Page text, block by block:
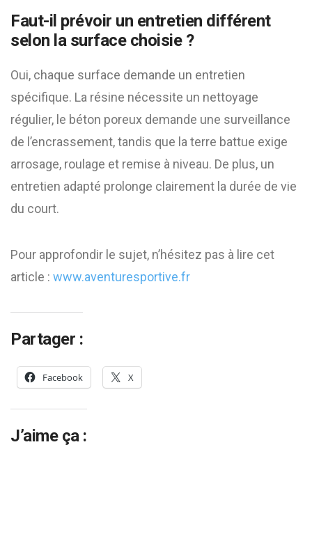
Faut-il prévoir un entretien différent
selon la surface choisie ?
Oui, chaque surface demande un entretien
spécifique. La résine nécessite un nettoyage
régulier, le béton poreux demande une surveillance
de l’encrassement, tandis que la terre battue exige
arrosage, roulage et remise à niveau. De plus, un
entretien adapté prolonge clairement la durée de vie
du court.
Pour approfondir le sujet, n’hésitez pas à lire cet
article : www.aventuresportive.fr
Partager :
Facebook X
J’aime ça :